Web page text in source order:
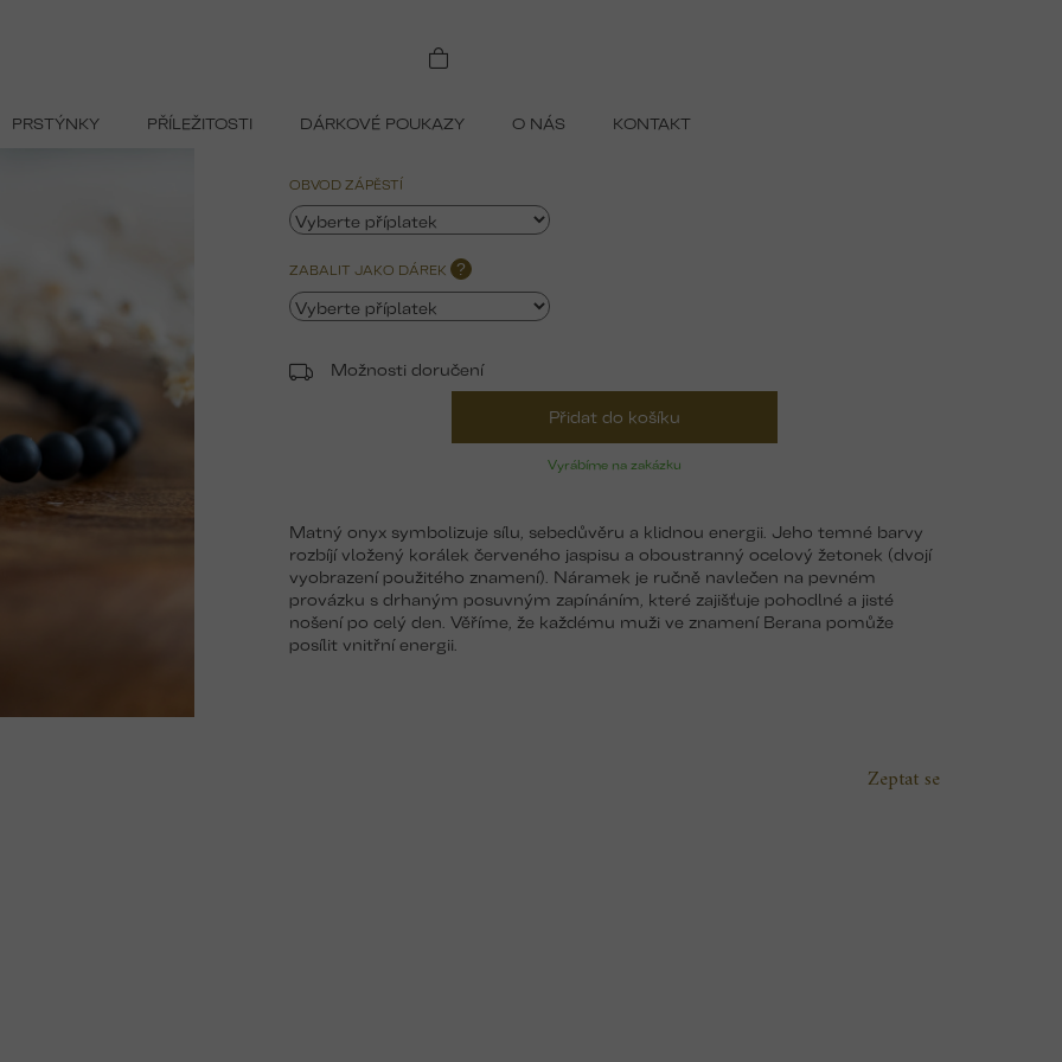
PRSTÝNKY PŘÍLEŽITOSTI DÁRKOVÉ POUKAZY O NÁS KONTAKT
BERAN
569 Kč
cena:
Vyrábíme na zakázku
OBVOD ZÁPĚSTÍ
ZABALIT JAKO DÁREK ?
Možnosti doručení
Přidat do košíku
Matný onyx symbolizuje sílu, sebedůvěru a klidnou energii. Jeho temné barvy
rozbíjí vložený korálek červeného jaspisu a oboustranný ocelový žetonek (dvojí
vyobrazení použitého znamení). Náramek je ručně navlečen na pevném
provázku s drhaným posuvným zapínáním, které zajišťuje pohodlné a jisté
nošení po celý den. Věříme, že každému muži ve znamení Berana pomůže
posílit vnitřní energii.
Zeptat se